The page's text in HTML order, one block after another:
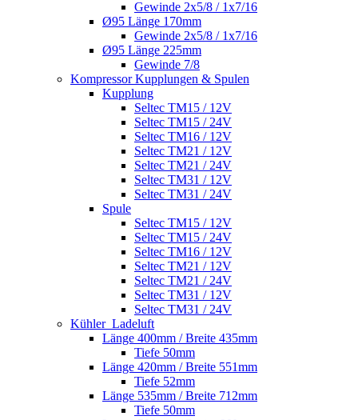
Gewinde 2x5/8 / 1x7/16
Ø95 Länge 170mm
Gewinde 2x5/8 / 1x7/16
Ø95 Länge 225mm
Gewinde 7/8
Kompressor Kupplungen & Spulen
Kupplung
Seltec TM15 / 12V
Seltec TM15 / 24V
Seltec TM16 / 12V
Seltec TM21 / 12V
Seltec TM21 / 24V
Seltec TM31 / 12V
Seltec TM31 / 24V
Spule
Seltec TM15 / 12V
Seltec TM15 / 24V
Seltec TM16 / 12V
Seltec TM21 / 12V
Seltec TM21 / 24V
Seltec TM31 / 12V
Seltec TM31 / 24V
Kühler_Ladeluft
Länge 400mm / Breite 435mm
Tiefe 50mm
Länge 420mm / Breite 551mm
Tiefe 52mm
Länge 535mm / Breite 712mm
Tiefe 50mm